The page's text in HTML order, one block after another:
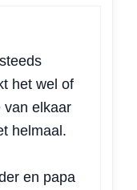
het wel of
van elkaar
helmaal.
en papa